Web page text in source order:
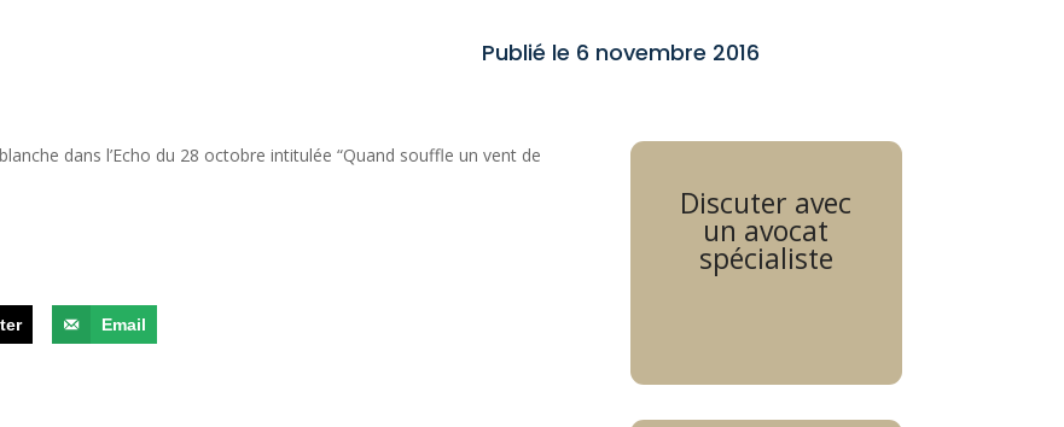
Publié le 6 novembre 2016
dans l’Echo du 28 octobre intitulée “Quand souffle un vent de
Email
Discuter avec
un avocat
spécialiste